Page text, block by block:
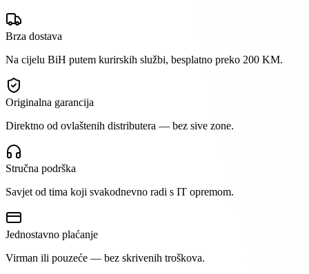
Brza dostava
Na cijelu BiH putem kurirskih službi, besplatno preko 200 KM.
Originalna garancija
Direktno od ovlaštenih distributera — bez sive zone.
Stručna podrška
Savjet od tima koji svakodnevno radi s IT opremom.
Jednostavno plaćanje
Virman ili pouzeće — bez skrivenih troškova.